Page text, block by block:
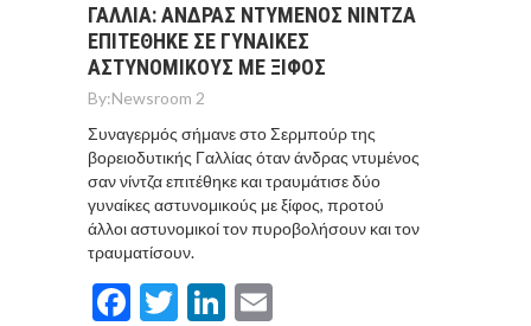
ΓΑΛΛΙΑ: AΝΔΡΑΣ ΝΤΥΜΕΝΟΣ ΝΙΝΤΖΑ
ΕΠΙΤΕΘΗΚΕ ΣΕ ΓΥΝΑΙΚΕΣ
ΑΣΤΥΝΟΜΙΚΟΥΣ ΜΕ ΞΙΦΟΣ
By:Newsroom 2
Συναγερμός σήμανε στο Σερμπούρ της
βορειοδυτικής Γαλλίας όταν άνδρας ντυμένος
σαν νίντζα επιτέθηκε και τραυμάτισε δύο
γυναίκες αστυνομικούς με ξίφος, προτού
άλλοι αστυνομικοί τον πυροβολήσουν και τον
τραυματίσουν.
Facebook
TwitterLinkedIn